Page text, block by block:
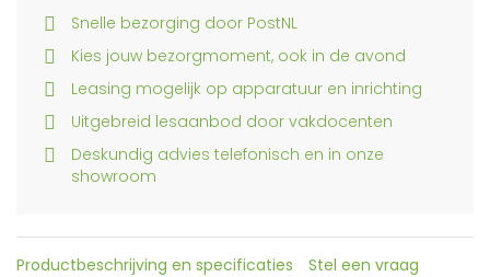
Snelle bezorging door PostNL
Kies jouw bezorgmoment, ook in de avond
Leasing mogelijk op apparatuur en inrichting
Uitgebreid lesaanbod door vakdocenten
Deskundig advies telefonisch en in onze
showroom
Productbeschrijving en specificaties Stel een vraag